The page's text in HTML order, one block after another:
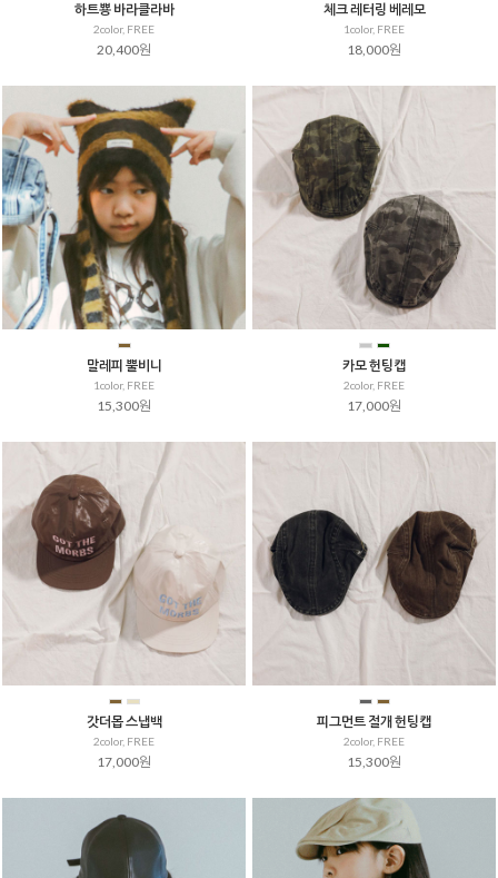
하트뿅 바라클라바
2color, FREE
20,400원
체크 레터링 베레모
1color, FREE
18,000원
말레피 뿔비니
1color, FREE
15,300원
카모 헌팅캡
2color, FREE
17,000원
갓더몹 스냅백
2color, FREE
17,000원
피그먼트 절개 헌팅캡
2color, FREE
15,300원